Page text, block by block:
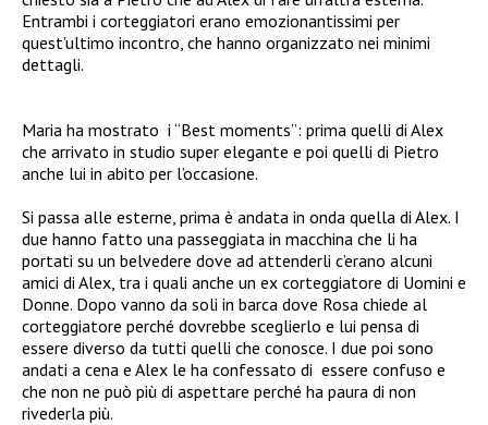
Entrambi i corteggiatori erano emozionantissimi per
quest’ultimo incontro, che hanno organizzato nei minimi
dettagli.
Maria ha mostrato i “Best moments”: prima quelli di Alex
che arrivato in studio super elegante e poi quelli di Pietro
anche lui in abito per l’occasione.
Si passa alle esterne, prima è andata in onda quella di Alex. I
due hanno fatto una passeggiata in macchina che li ha
portati su un belvedere dove ad attenderli c’erano alcuni
amici di Alex, tra i quali anche un ex corteggiatore di Uomini e
Donne. Dopo vanno da soli in barca dove Rosa chiede al
corteggiatore perché dovrebbe sceglierlo e lui pensa di
essere diverso da tutti quelli che conosce. I due poi sono
andati a cena e Alex le ha confessato di essere confuso e
che non ne può più di aspettare perché ha paura di non
rivederla più.